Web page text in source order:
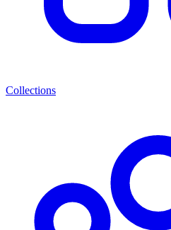
Collections